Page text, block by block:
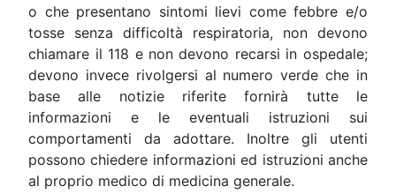
o che presentano sintomi lievi come febbre e/o
tosse senza difficoltà respiratoria, non devono
chiamare il 118 e non devono recarsi in ospedale;
devono invece rivolgersi al numero verde che in
base alle notizie riferite fornirà tutte le
informazioni e le eventuali istruzioni sui
comportamenti da adottare. Inoltre gli utenti
possono chiedere informazioni ed istruzioni anche
al proprio medico di medicina generale.